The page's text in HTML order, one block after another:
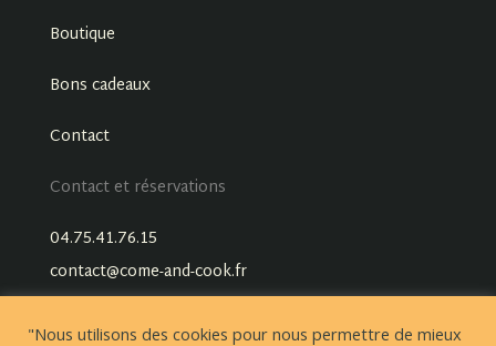
Boutique
Bons cadeaux
Contact
Contact et réservations
04.75.41.76.15
contact@come-and-cook.fr
"Nous utilisons des cookies pour nous permettre de mieux